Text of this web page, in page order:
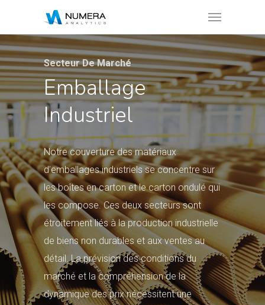
Secteur De Marché
Emballage
Industriel
Notre couverture des matériaux
d’emballages industriels se concentre sur
les boîtes en carton et le carton ondulé qui
les compose. Ces deux secteurs sont
étroitement liés à la production industrielle
de biens non durables et aux ventes au
détail. La prévision des conditions du
marché et la compréhension de la
dynamique des prix nécessitent une